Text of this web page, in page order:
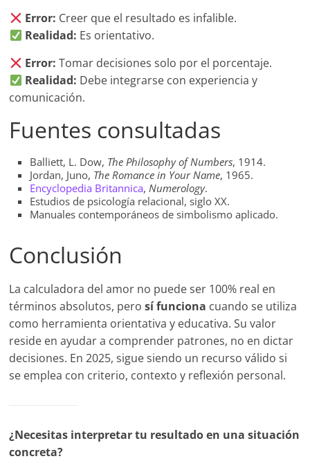
Error: Creer que el resultado es infalible.
Realidad: Es orientativo.
Error: Tomar decisiones solo por el porcentaje.
Realidad: Debe integrarse con experiencia y
comunicación.
Fuentes consultadas
Balliett, L. Dow, The Philosophy of Numbers, 1914.
Jordan, Juno, The Romance in Your Name, 1965.
Encyclopedia Britannica,Numerology.
Estudios de psicología relacional, siglo XX.
Manuales contemporáneos de simbolismo aplicado.
Conclusión
La calculadora del amor no puede ser 100% real en
términos absolutos, perosí funciona cuando se utiliza
como herramienta orientativa y educativa. Su valor
reside en ayudar a comprender patrones, no en dictar
decisiones. En 2025, sigue siendo un recurso válido si
se emplea con criterio, contexto y reflexión personal.
¿Necesitas interpretar tu resultado en una situación
concreta?